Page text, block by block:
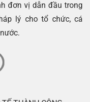
đơn vị dẫn đầu trong
lý cho tổ chức, cá